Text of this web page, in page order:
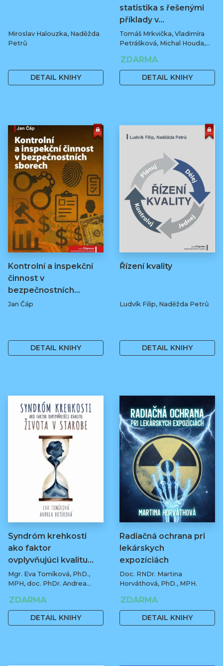
Miroslav Halouzka, Naděžda
Petrů
DETAIL KNIHY
statistika s řešenými
příklady v…
Tomáš Mrkvička, Vladimíra
Petrášková, Michal Houda,
ZDARMA
DETAIL KNIHY
Kontrolní a inspekční
činnost v
bezpečnostních…
Jan Čáp
DETAIL KNIHY
Řízení kvality
Ludvík Filip, Naděžda Petrů
DETAIL KNIHY
Syndróm krehkosti
ako faktor
ovplyvňujúci kvalitu…
Mgr. Eva Tomíková, PhD.,
MPH, doc. PhDr. Andrea
prof.
ZDARMA
DETAIL KNIHY
Radiačná ochrana pri
lekárskych
expozíciách
Doc. RNDr. Martina
Horváthová, PhD., MPH.
ZDARMA
DETAIL KNIHY